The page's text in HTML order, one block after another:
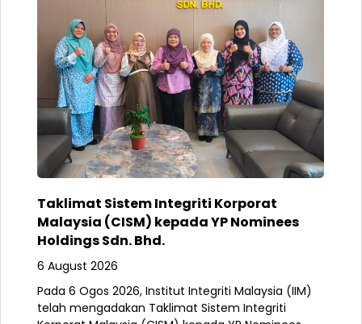
Taklimat Sistem Integriti Korporat
Malaysia (CISM) kepada YP Nominees
Holdings Sdn. Bhd.
6 August 2026
Pada 6 Ogos 2026, Institut Integriti Malaysia (IIM)
telah mengadakan Taklimat Sistem Integriti